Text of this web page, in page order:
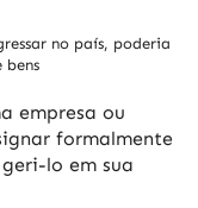
no país, poderia
bens
empresa ou
formalmente
lo em sua